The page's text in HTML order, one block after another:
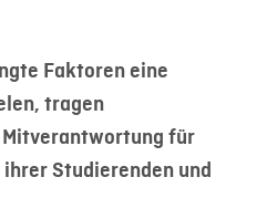
Faktoren eine
tragen
Mitverantwortung für
Studierenden und